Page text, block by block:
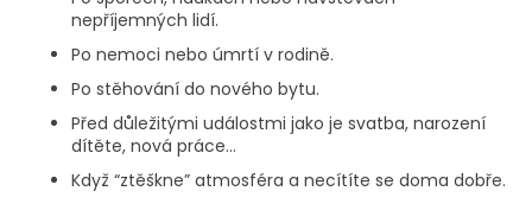
nepříjemných lidí.
Po nemoci nebo úmrtí v rodině.
Po stěhování do nového bytu.
Před důležitými událostmi jako je svatba, narození
dítěte, nová práce…
Když “ztěškne” atmosféra a necítíte se doma dobře.